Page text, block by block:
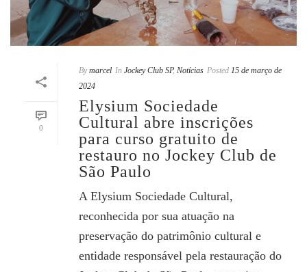
0
By marcel In Jockey Club SP, Notícias Posted 15 de março de
2024
Elysium Sociedade
Cultural abre inscrições
para curso gratuito de
restauro no Jockey Club de
São Paulo
A Elysium Sociedade Cultural,
reconhecida por sua atuação na
preservação do patrimônio cultural e
entidade responsável pela restauração do